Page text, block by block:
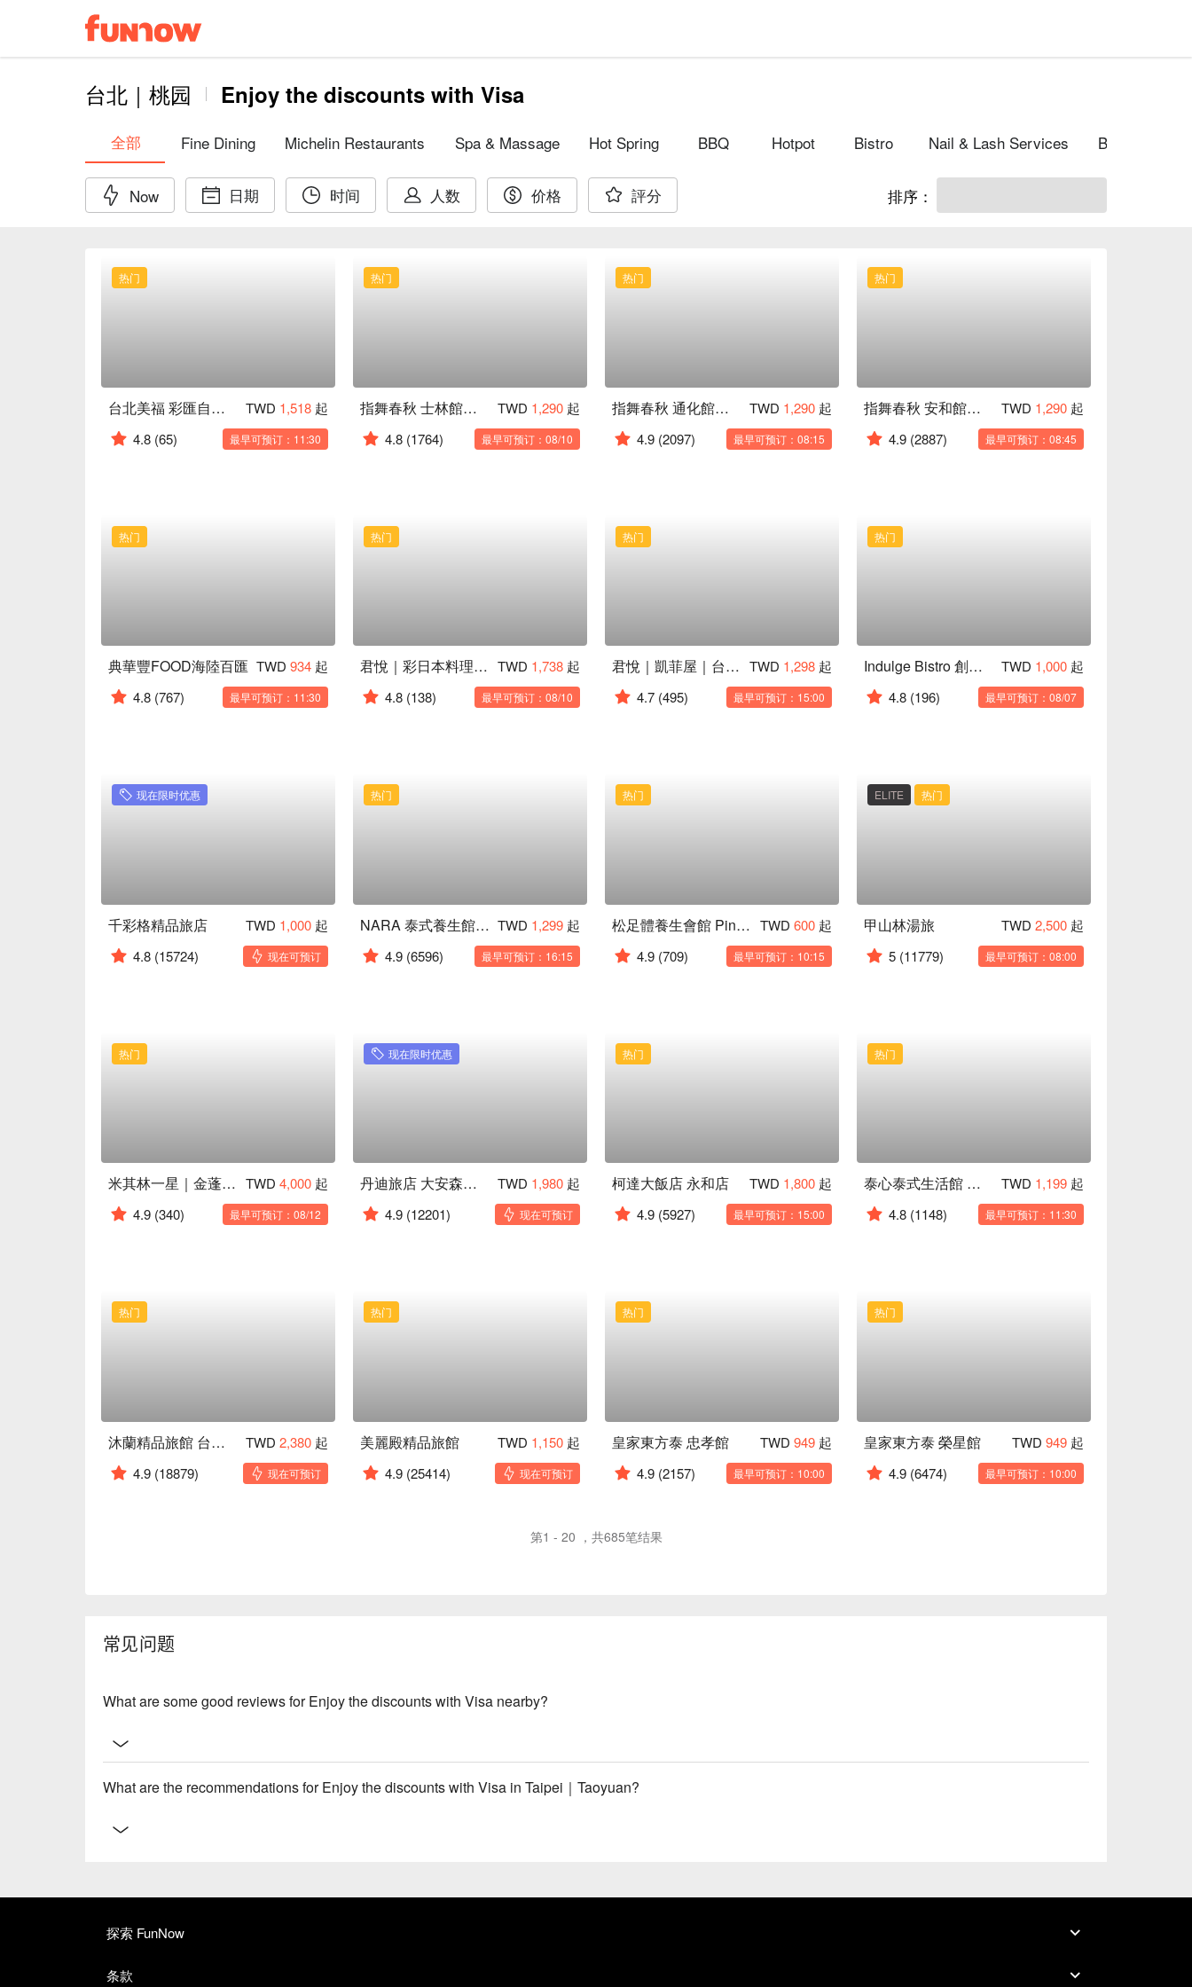
台北｜桃园 Enjoy the discounts with Visa
全部 Fine Dining Michelin Restaurants Spa & Massage Hot Spring BBQ Hotpot Bistro Nail & Lash Services Body Care |
Now 日期 时间 人数 价格 評分 排序：
热门
台北美福 彩匯自助餐廳 palette TWD 1,518 起
4.8 (65) 最早可预订：11:30
热门
指舞春秋 士林館｜24H 按摩 TWD 1,290 起
4.8 (1764) 最早可预订：08/10
热门
指舞春秋 通化館｜24H 按摩 TWD 1,290 起
4.9 (2097) 最早可预订：08:15
热门
指舞春秋 安和館｜24H 按摩 TWD 1,290 起
4.9 (2887) 最早可预订：08:45
热门
典華豐FOOD海陸百匯 TWD 934 起
4.8 (767) 最早可预订：11:30
热门
君悅｜彩日本料理｜台北 101 / 世貿站 TWD 1,738 起
4.8 (138) 最早可预订：08/10
热门
君悅｜凱菲屋｜台北 101 / 世貿站 TWD 1,298 起
4.7 (495) 最早可预订：15:00
热门
Indulge Bistro 創新實驗餐酒館｜Asia's 50 best Bars No.6 TWD 1,000 起
4.8 (196) 最早可预订：08/07
现在限时优惠
千彩格精品旅店 TWD 1,000 起
4.8 (15724) 现在可预订
热门
NARA 泰式養生館｜純泰籍按摩師服務 TWD 1,299 起
4.9 (6596) 最早可预订：16:15
热门
松足體養生會館 Pine foot spa TWD 600 起
4.9 (709) 最早可预订：10:15
ELITE 热门
甲山林湯旅 TWD 2,500 起
5 (11779) 最早可预订：08:00
热门
米其林一星｜金蓬萊台菜 TWD 4,000 起
4.9 (340) 最早可预订：08/12
现在限时优惠
丹迪旅店 大安森林公園店 TWD 1,980 起
4.9 (12201) 现在可预订
热门
柯達大飯店 永和店 TWD 1,800 起
4.9 (5927) 最早可预订：15:00
热门
泰心泰式生活館 信義店 TWD 1,199 起
4.8 (1148) 最早可预订：11:30
热门
沐蘭精品旅館 台北大直館 TWD 2,380 起
4.9 (18879) 现在可预订
热门
美麗殿精品旅館 TWD 1,150 起
4.9 (25414) 现在可预订
热门
皇家東方泰 忠孝館 TWD 949 起
4.9 (2157) 最早可预订：10:00
热门
皇家東方泰 榮星館 TWD 949 起
4.9 (6474) 最早可预订：10:00
第1 - 20 ，共685笔结果
常见问题
What are some good reviews for Enjoy the discounts with Visa nearby?
What are the recommendations for Enjoy the discounts with Visa in Taipei｜Taoyuan?
探索 FunNow
条款